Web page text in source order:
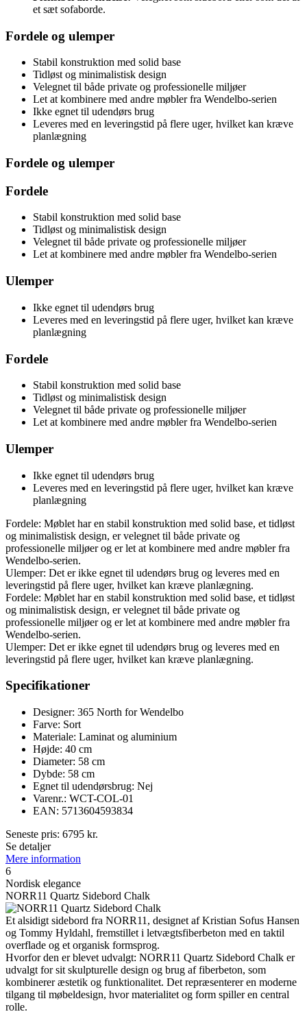
et sæt sofaborde.
Fordele og ulemper
Stabil konstruktion med solid base
Tidløst og minimalistisk design
Velegnet til både private og professionelle miljøer
Let at kombinere med andre møbler fra Wendelbo-serien
Ikke egnet til udendørs brug
Leveres med en leveringstid på flere uger, hvilket kan kræve
planlægning
Fordele og ulemper
Fordele
Stabil konstruktion med solid base
Tidløst og minimalistisk design
Velegnet til både private og professionelle miljøer
Let at kombinere med andre møbler fra Wendelbo-serien
Ulemper
Ikke egnet til udendørs brug
Leveres med en leveringstid på flere uger, hvilket kan kræve
planlægning
Fordele
Stabil konstruktion med solid base
Tidløst og minimalistisk design
Velegnet til både private og professionelle miljøer
Let at kombinere med andre møbler fra Wendelbo-serien
Ulemper
Ikke egnet til udendørs brug
Leveres med en leveringstid på flere uger, hvilket kan kræve
planlægning
Fordele: Møblet har en stabil konstruktion med solid base, et tidløst
og minimalistisk design, er velegnet til både private og
professionelle miljøer og er let at kombinere med andre møbler fra
Wendelbo-serien.
Ulemper: Det er ikke egnet til udendørs brug og leveres med en
leveringstid på flere uger, hvilket kan kræve planlægning.
Fordele: Møblet har en stabil konstruktion med solid base, et tidløst
og minimalistisk design, er velegnet til både private og
professionelle miljøer og er let at kombinere med andre møbler fra
Wendelbo-serien.
Ulemper: Det er ikke egnet til udendørs brug og leveres med en
leveringstid på flere uger, hvilket kan kræve planlægning.
Specifikationer
Designer: 365 North for Wendelbo
Farve: Sort
Materiale: Laminat og aluminium
Højde: 40 cm
Diameter: 58 cm
Dybde: 58 cm
Egnet til udendørsbrug: Nej
Varenr.: WCT-COL-01
EAN: 5713604593834
Seneste pris: 6795 kr.
Se detaljer
Mere information
6
Nordisk elegance
NORR11 Quartz Sidebord Chalk
Et alsidigt sidebord fra NORR11, designet af Kristian Sofus Hansen
og Tommy Hyldahl, fremstillet i letvægtsfiberbeton med en taktil
overflade og et organisk formsprog.
Hvorfor den er blevet udvalgt: NORR11 Quartz Sidebord Chalk er
udvalgt for sit skulpturelle design og brug af fiberbeton, som
kombinerer æstetik og funktionalitet. Det repræsenterer en moderne
tilgang til møbeldesign, hvor materialitet og form spiller en central
rolle.